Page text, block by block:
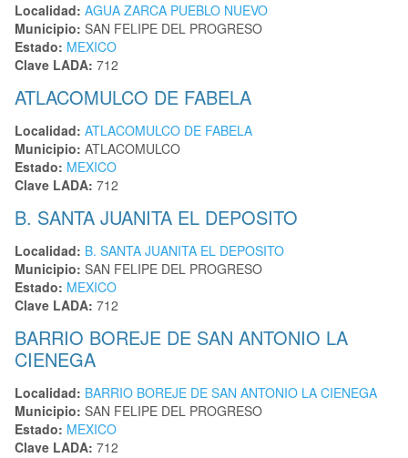
Localidad: AGUA ZARCA PUEBLO NUEVO
Municipio: SAN FELIPE DEL PROGRESO
Estado: MEXICO
Clave LADA: 712
ATLACOMULCO DE FABELA
Localidad: ATLACOMULCO DE FABELA
Municipio: ATLACOMULCO
Estado: MEXICO
Clave LADA: 712
B. SANTA JUANITA EL DEPOSITO
Localidad: B. SANTA JUANITA EL DEPOSITO
Municipio: SAN FELIPE DEL PROGRESO
Estado: MEXICO
Clave LADA: 712
BARRIO BOREJE DE SAN ANTONIO LA
CIENEGA
Localidad: BARRIO BOREJE DE SAN ANTONIO LA CIENEGA
Municipio: SAN FELIPE DEL PROGRESO
Estado: MEXICO
Clave LADA: 712